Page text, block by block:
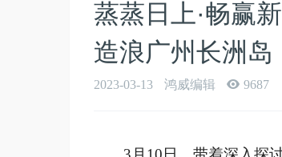
蒸蒸日上·畅赢
造浪广州长洲岛
2023-03-13 鸿威编辑 9687